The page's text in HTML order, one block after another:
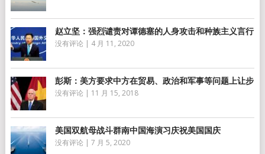
赵立坚：强烈谴责对谭德塞的人身攻击和种族主义言行
没有评论 4 月 11, 2020
彭斯：美方要求中方在贸易、政治和军事等问题上让步
没有评论 11 月 15, 2018
美国双航母战斗群南中国海演习庆祝美国国庆
没有评论 7 月 5, 2020